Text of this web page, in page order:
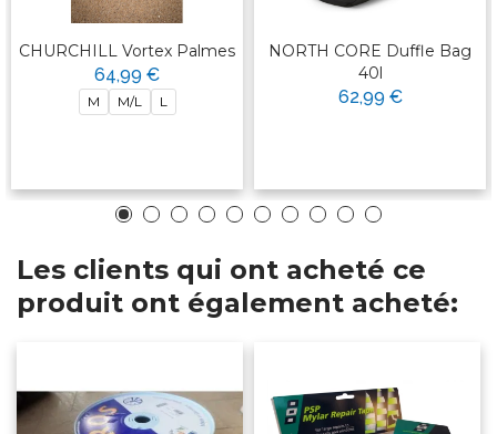
CHURCHILL Vortex Palmes
64,99 €
M M/L L
NORTH CORE Duffle Bag
40l
62,99 €
Les clients qui ont acheté ce
produit ont également acheté: